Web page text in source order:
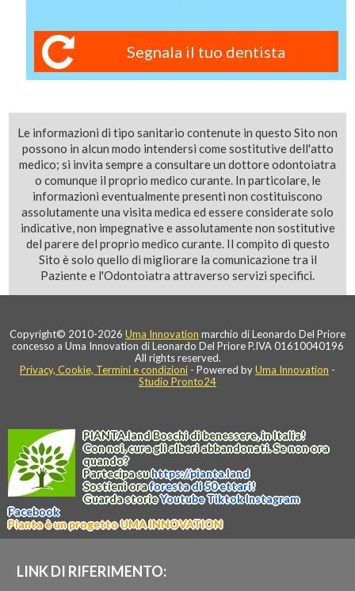
Segnala il tuo dentista
Le informazioni di tipo sanitario contenute in questo Sito non
possono in alcun modo intendersi come sostitutive dell'atto
medico; si invita sempre a consultare un dottore odontoiatra
o comunque il proprio medico curante. In particolare, le
informazioni eventualmente presenti non costituiscono
assolutamente una visita medica ed essere considerate solo
indicative, non impegnative e assolutamente non sostitutive
del parere del proprio medico curante. Il compito di questo
Sito è solo quello di migliorare la comunicazione tra il
Paziente e l'Odontoiatra attraverso servizi specifici.
Copyright© 2010-2026 Uma Innovation marchio di Leonardo Del Priore
concesso a Uma Innovation di Leonardo Del Priore P.IVA 01610040196
All rights reserved.
Privacy, Cookie, Termini e condizioni - Powered byUma Innovation -
Studio Pronto24
PIANTA.landBoschi di benessere, in Italia!
Con noi, cura gli alberi abbandonati. Se non ora
quando?
Partecipa suhttps://pianta.land
Sostieni oraforesta di 50 ettari!
Guarda storieYoutubeTiktokInstagram
Facebook
Pianta è un progetto UMA INNOVATION
LINK DI RIFERIMENTO: